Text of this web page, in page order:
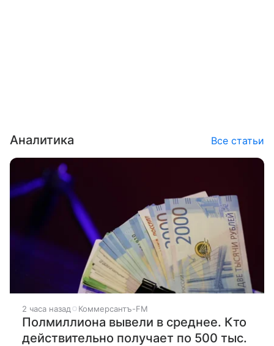
Аналитика Все статьи
2 часа назад Коммерсантъ-FM
Полмиллиона вывели в среднее. Кто
действительно получает по 500 тыс.